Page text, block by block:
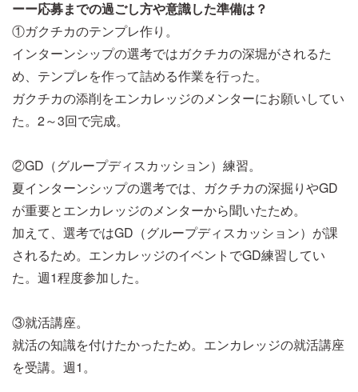
ーー応募までの過ごし方や意識した準備は？
①ガクチカのテンプレ作り。
インターンシップの選考ではガクチカの深堀がされるた
め、テンプレを作って詰める作業を行った。
ガクチカの添削をエンカレッジのメンターにお願いしてい
た。2～3回で完成。
②GD（グループディスカッション）練習。
夏インターンシップの選考では、ガクチカの深掘りやGD
が重要とエンカレッジのメンターから聞いたため。
加えて、選考ではGD（グループディスカッション）が課
されるため。エンカレッジのイベントでGD練習してい
た。週1程度参加した。
③就活講座。
就活の知識を付けたかったため。エンカレッジの就活講座
を受講。週1。